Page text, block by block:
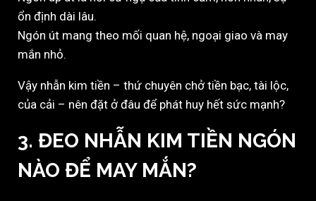
ổn định dài lâu.
Ngón út mang theo mối quan hệ, ngoại giao và may
mắn nhỏ.
Vậy nhẫn kim tiền – thứ chuyên chở tiền bạc, tài lộc,
của cải – nên đặt ở đâu để phát huy hết sức mạnh?
3. ĐEO NHẪN KIM TIỀN NGÓN
NÀO ĐỂ MAY MẮN?